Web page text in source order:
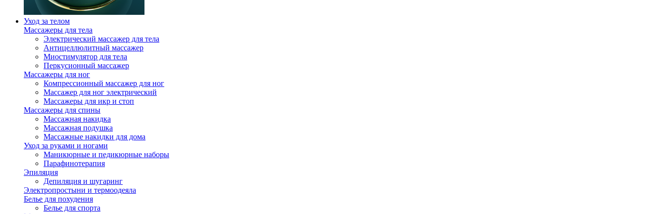
Уход за телом
Массажеры для тела
Электрический массажер для тела
Антицеллюлитный массажер
Миостимулятор для тела
Перкусионный массажер
Массажеры для ног
Компрессионный массажер для ног
Массажер для ног электрический
Массажеры для икр и стоп
Массажеры для спины
Массажная накидка
Массажная подушка
Массажные накидки для дома
Уход за руками и ногами
Маникюрные и педикюрные наборы
Парафинотерапия
Эпиляция
Депиляция и шугаринг
Электропростыни и термоодеяла
Белье для похудения
Белье для спорта